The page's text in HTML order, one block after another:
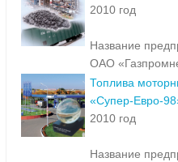
2010 год
Название
ОАО
Топлива
«Супер-Евро-
2010 год
Название